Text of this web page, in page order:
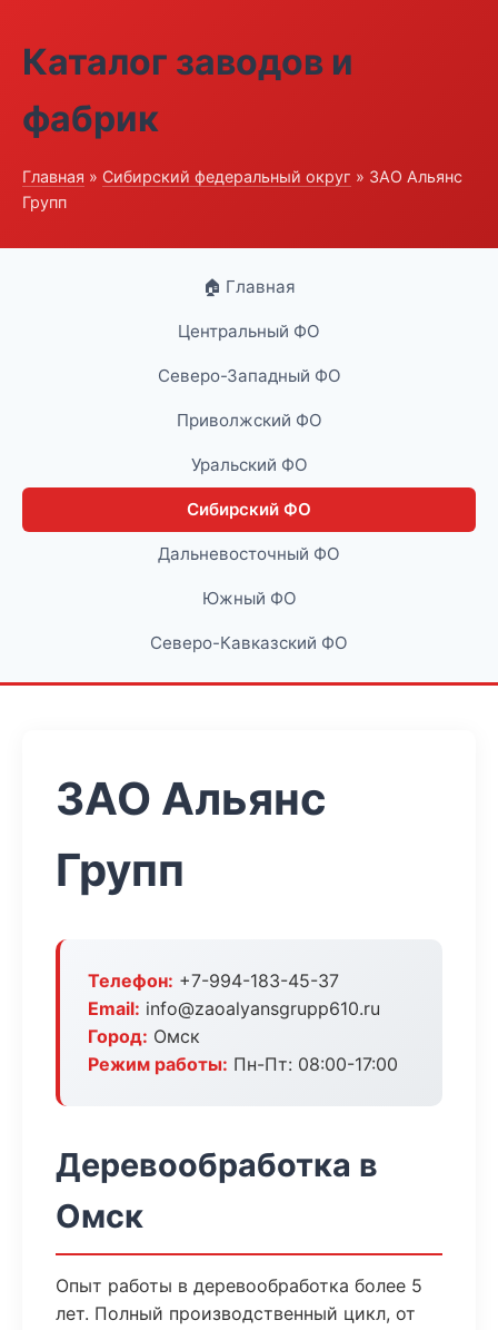
Каталог заводов и
фабрик
Главная » Сибирский федеральный округ » ЗАО Альянс
Групп
🏠 Главная
Центральный ФО
Северо-Западный ФО
Приволжский ФО
Уральский ФО
Сибирский ФО
Дальневосточный ФО
Южный ФО
Северо-Кавказский ФО
ЗАО Альянс
Групп
Телефон: +7-994-183-45-37
Email: info@zaoalyansgrupp610.ru
Город: Омск
Режим работы: Пн-Пт: 08:00-17:00
Деревообработка в
Омск
Опыт работы в деревообработка более 5
лет. Полный производственный цикл, от